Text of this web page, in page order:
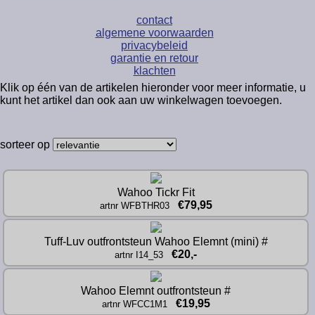
contact
algemene voorwaarden
privacybeleid
garantie en retour
klachten
Klik op één van de artikelen hieronder voor meer informatie, u
kunt het artikel dan ook aan uw winkelwagen toevoegen.
sorteer op
Wahoo Tickr Fit
artnr WFBTHR03 €79,95
Tuff-Luv outfrontsteun Wahoo Elemnt (mini) #
artnr I14_53 €20,-
Wahoo Elemnt outfrontsteun #
artnr WFCC1M1 €19,95